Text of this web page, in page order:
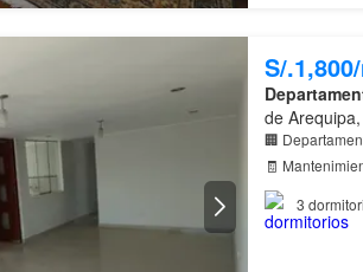
S/
de
🧾
sala –
3